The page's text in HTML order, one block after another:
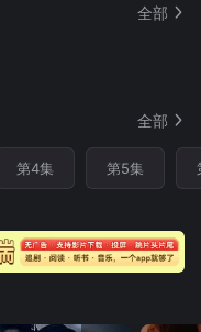
全部
全部
第4集 第5集